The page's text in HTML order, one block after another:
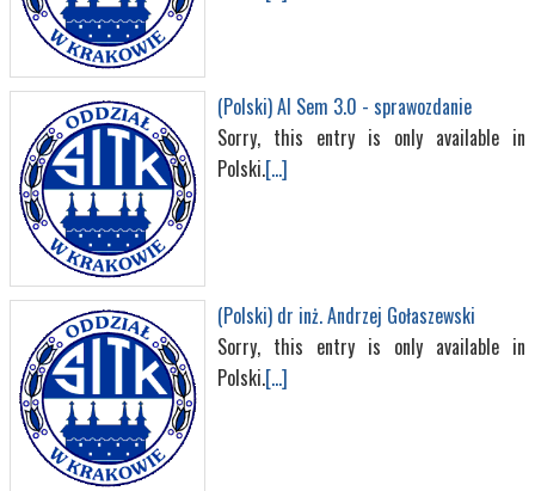
(Polski) AI Sem 3.0 - sprawozdanie
Sorry, this entry is only available in
Polski.[...]
(Polski) dr inż. Andrzej Gołaszewski
Sorry, this entry is only available in
Polski.[...]